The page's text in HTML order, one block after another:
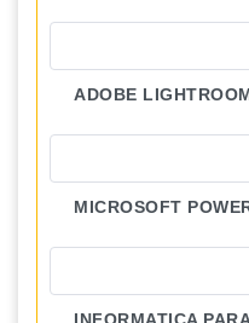
ADOBE
MICROSOFT